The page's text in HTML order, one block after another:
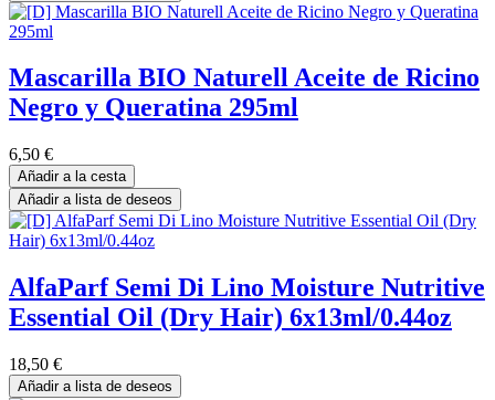
Mascarilla BIO Naturell Aceite de Ricino
Negro y Queratina 295ml
6,50 €
Añadir a la cesta
Añadir a lista de deseos
AlfaParf Semi Di Lino Moisture Nutritive
Essential Oil (Dry Hair) 6x13ml/0.44oz
18,50 €
Añadir a lista de deseos